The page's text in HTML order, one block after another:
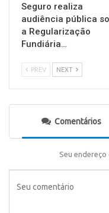
Seguro realiza
audiência pública
a Regularização
Fundiária…
PREV NEXT
Comentários
Seu